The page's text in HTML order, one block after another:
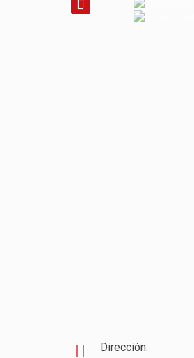
Dirección: